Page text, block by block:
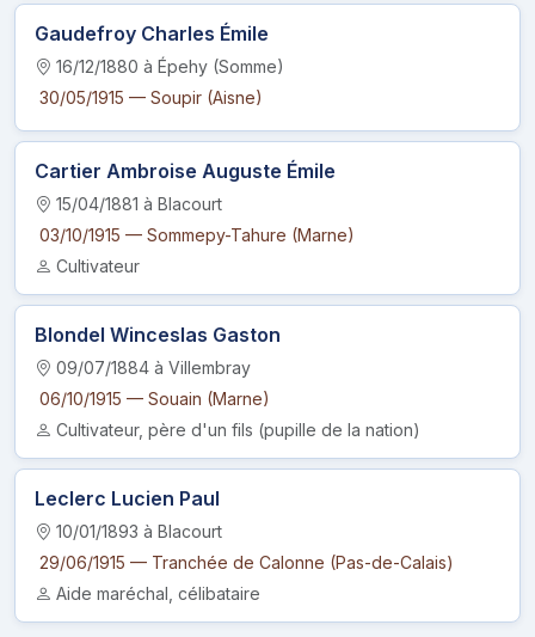
Gaudefroy Charles Émile
16/12/1880 à Épehy (Somme)
30/05/1915 — Soupir (Aisne)
Cartier Ambroise Auguste Émile
15/04/1881 à Blacourt
03/10/1915 — Sommepy-Tahure (Marne)
Cultivateur
Blondel Winceslas Gaston
09/07/1884 à Villembray
06/10/1915 — Souain (Marne)
Cultivateur, père d'un fils (pupille de la nation)
Leclerc Lucien Paul
10/01/1893 à Blacourt
29/06/1915 — Tranchée de Calonne (Pas-de-Calais)
Aide maréchal, célibataire